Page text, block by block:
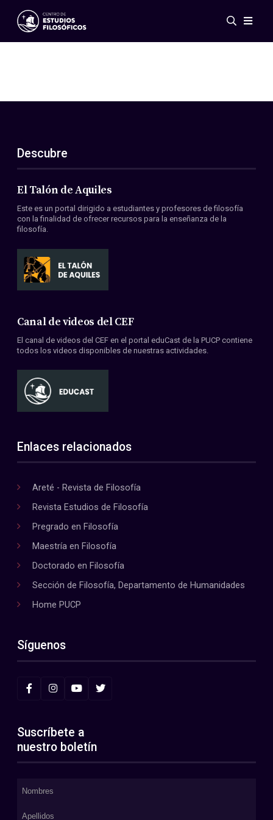
Eventos
ES
EN
Acerca de nosotros
Miembros
Convenios
Descubre
El Talón de Aquiles
Este es un portal dirigido a estudiantes y profesores de filosofía
con la finalidad de ofrecer recursos para la enseñanza de la
filosofía.
Canal de videos del CEF
El canal de videos del CEF en el portal eduCast de la PUCP contiene
todos los videos disponibles de nuestras actividades.
Enlaces relacionados
Areté - Revista de Filosofía
Revista Estudios de Filosofía
Pregrado en Filosofía
Maestría en Filosofía
Doctorado en Filosofía
Sección de Filosofía, Departamento de Humanidades
Home PUCP
Síguenos
Suscríbete a
nuestro boletín